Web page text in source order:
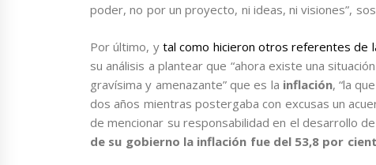
poder, no por un proyecto, ni ideas, ni visiones”,
Por último, ytal como hicieron otros referentes de
su análisis a plantear que “ahora existe una
gravísima y amenazante” que es la inflación, “la
dos años mientras postergaba con excusas un
de mencionar su responsabilidad en el desarrollo
de su gobierno la inflación fue del 53,8 por